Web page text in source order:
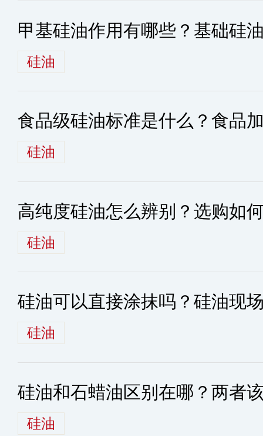
甲基硅油作用有哪些？基础硅
硅油
食品级硅油标准是什么？食品
硅油
高纯度硅油怎么辨别？选购如
硅油
硅油可以直接涂抹吗？硅油现
硅油
硅油和石蜡油区别在哪？两者
硅油